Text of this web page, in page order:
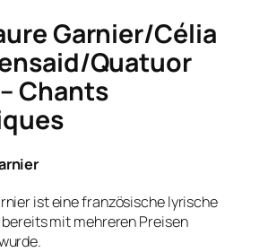
Garnier/Célia
Quatuor
Chants
ist eine französische lyrische
mit mehreren Preisen